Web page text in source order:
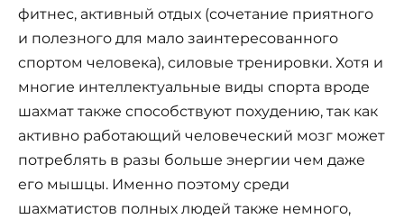
фитнес, активный отдых (сочетание приятного
и полезного для мало заинтересованного
спортом человека), силовые тренировки. Хотя и
многие интеллектуальные виды спорта вроде
шахмат также способствуют похудению, так как
активно работающий человеческий мозг может
потреблять в разы больше энергии чем даже
его мышцы. Именно поэтому среди
шахматистов полных людей также немного,